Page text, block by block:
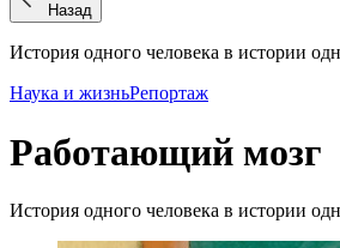
Назад
История одного человека в истории
Наука и жизньРепортаж
Работающий мозг
История одного человека в истории